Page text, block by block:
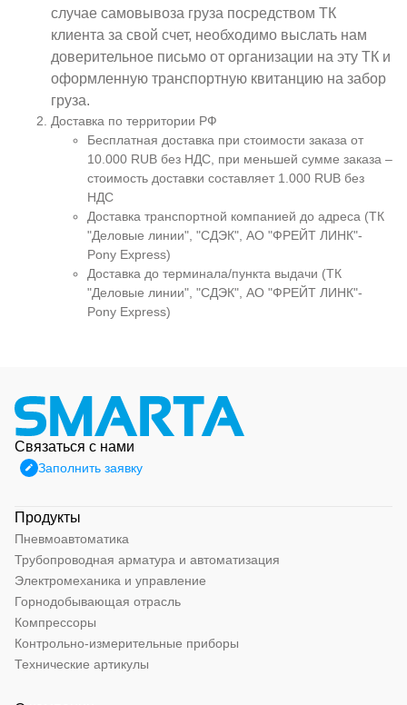
случае самовывоза груза посредством ТК
клиента за свой счет, необходимо выслать нам
доверительное письмо от организации на эту ТК и
оформленную транспортную квитанцию на забор
груза.
Доставка по территории РФ
Бесплатная доставка при стоимости заказа от
10.000 RUB без НДС, при меньшей сумме заказа –
стоимость доставки составляет 1.000 RUB без
НДС
Доставка транспортной компанией до адреса (ТК
"Деловые линии", "СДЭК", АО "ФРЕЙТ ЛИНК"-
Pony Express)
Доставка до терминала/пункта выдачи (ТК
"Деловые линии", "СДЭК", АО "ФРЕЙТ ЛИНК"-
Pony Express)
Связаться с нами
Заполнить заявку
Продукты
Пневмоавтоматика
Трубопроводная арматура и автоматизация
Электромеханика и управление
Горнодобывающая отрасль
Компрессоры
Контрольно-измерительные приборы
Технические артикулы